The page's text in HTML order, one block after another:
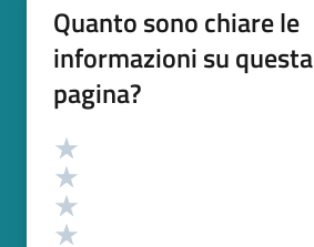
Quanto sono chiare le
informazioni su questa
pagina?
Valutazione